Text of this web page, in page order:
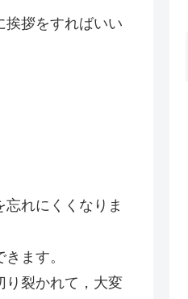
挨拶をすればいい
れにくくなりま
ます。
り裂かれて，大変